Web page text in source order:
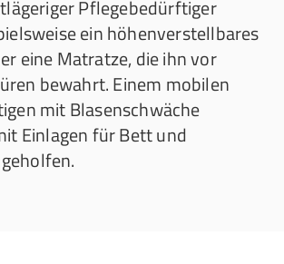
Pflegebedürftiger
ein höhenverstellbares
eine Matratze, die ihn vor
bewahrt. Einem mobilen
mit Blasenschwäche
Einlagen für Bett und